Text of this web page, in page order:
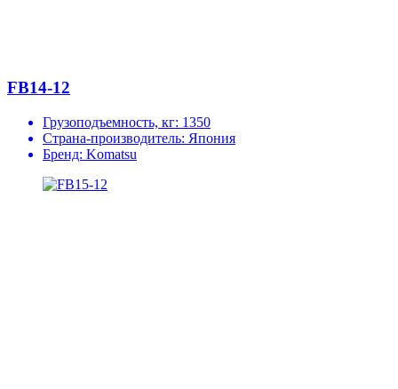
FB14-12
Грузоподъемность, кг: 1350
Страна-производитель: Япония
Бренд: Komatsu